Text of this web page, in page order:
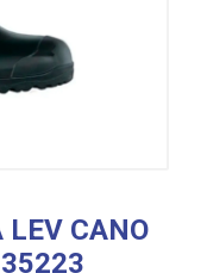
LEV CANO
35223